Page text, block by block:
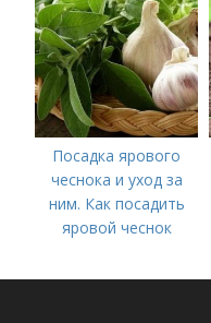
Посадка ярового
чеснока и уход за
ним. Как посадить
яровой чеснок